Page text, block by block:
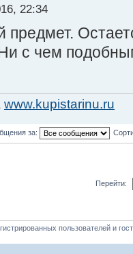
22:34
с чем
www.kupistarinu.ru
за:
Перейти:
пользователей и